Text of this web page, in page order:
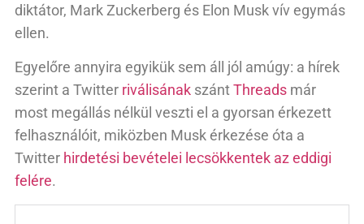
diktátor, Mark Zuckerberg és Elon Musk vív egymás
ellen.
Egyelőre annyira egyikük sem áll jól amúgy: a hírek
szerint a Twitter riválisának szántThreads már
most megállás nélkül veszti el a gyorsan érkezett
felhasználóit, miközben Musk érkezése óta a
Twitter hirdetési bevételei lecsökkentek az eddigi
felére.